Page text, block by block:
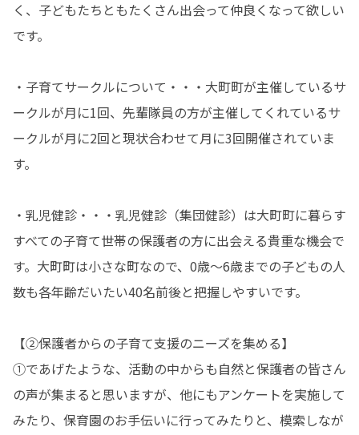
く、子どもたちともたくさん出会って仲良くなって欲しい
です。
・子育てサークルについて・・・大町町が主催しているサ
ークルが月に1回、先輩隊員の方が主催してくれているサ
ークルが月に2回と現状合わせて月に3回開催されていま
す。
・乳児健診・・・乳児健診（集団健診）は大町町に暮らす
すべての子育て世帯の保護者の方に出会える貴重な機会で
す。大町町は小さな町なので、0歳～6歳までの子どもの人
数も各年齢だいたい40名前後と把握しやすいです。
【②保護者からの子育て支援のニーズを集める】
①であげたような、活動の中からも自然と保護者の皆さん
の声が集まると思いますが、他にもアンケートを実施して
みたり、保育園のお手伝いに行ってみたりと、模索しなが